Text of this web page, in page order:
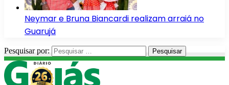
Neymar e Bruna Biancardi realizam arraiá no
Guarujá
Pesquisar por: